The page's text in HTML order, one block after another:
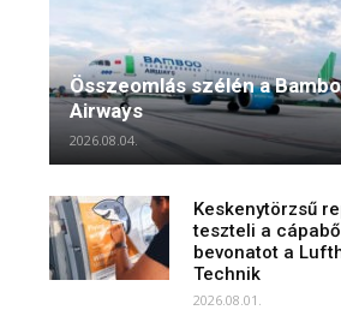
Összeomlás szélén a
Airways
2026.08.04.
Keskenytörzsű
teszteli a
bevonatot a
Technik
2026.08.01.